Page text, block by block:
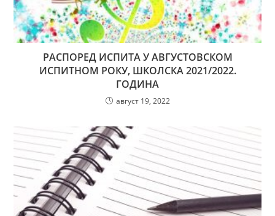
РАСПОРЕД ИСПИТА У АВГУСТОВСКОМ
ИСПИТНОМ РОКУ, ШКОЛСКА 2021/2022.
ГОДИНА
август 19, 2022